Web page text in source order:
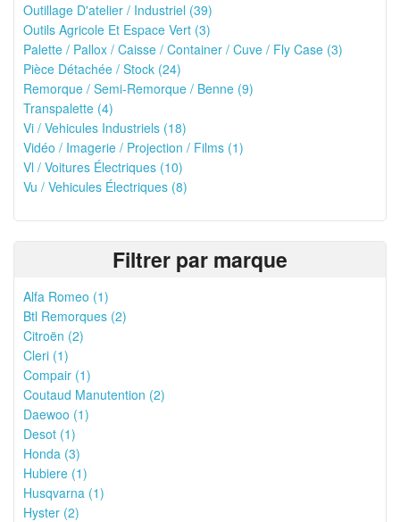
Outillage D'atelier / Industriel (39)
Outils Agricole Et Espace Vert (3)
Palette / Pallox / Caisse / Container / Cuve / Fly Case (3)
Pièce Détachée / Stock (24)
Remorque / Semi-Remorque / Benne (9)
Transpalette (4)
Vi / Vehicules Industriels (18)
Vidéo / Imagerie / Projection / Films (1)
Vl / Voitures Électriques (10)
Vu / Vehicules Électriques (8)
Filtrer par marque
Alfa Romeo (1)
Btl Remorques (2)
Citroën (2)
Cleri (1)
Compair (1)
Coutaud Manutention (2)
Daewoo (1)
Desot (1)
Honda (3)
Hubiere (1)
Husqvarna (1)
Hyster (2)